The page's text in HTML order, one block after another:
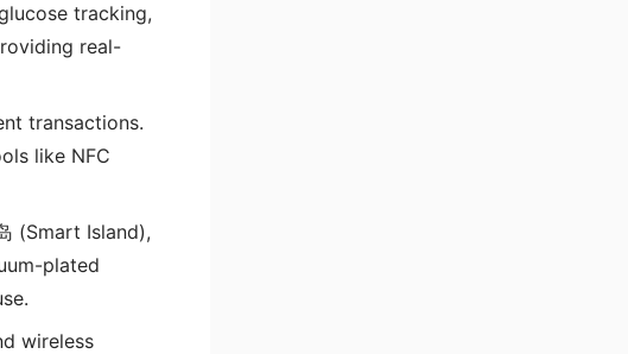
tracking,
real-
transactions.
like NFC
(Smart Island),
plated
wireless